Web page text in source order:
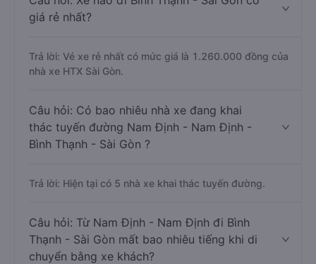
giá rẻ nhất?
Trả lời: Vé xe rẻ nhất có mức giá là 1.260.000 đồng của
nhà xe HTX Sài Gòn.
Câu hỏi: Có bao nhiêu nhà xe đang khai
thác tuyến đường Nam Định - Nam Định -
Bình Thạnh - Sài Gòn ?
Trả lời: Hiện tại có 5 nhà xe khai thác tuyến đường.
Câu hỏi: Từ Nam Định - Nam Định đi Bình
Thạnh - Sài Gòn mất bao nhiêu tiếng khi di
chuyển bằng xe khách?